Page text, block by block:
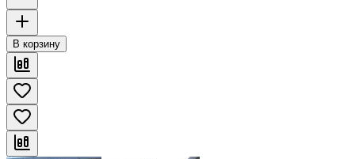
В корзину